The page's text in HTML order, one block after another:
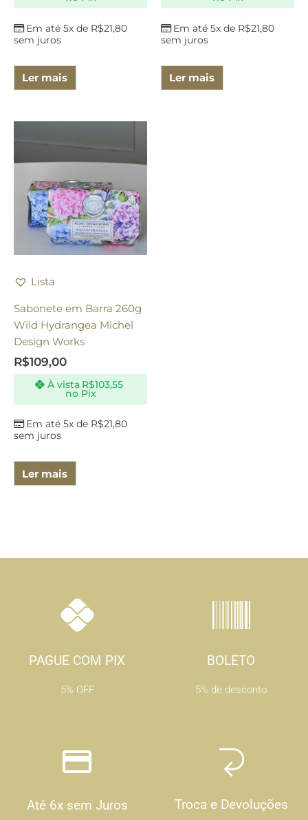
Em até 5x de R$21,80
sem juros
Ler mais
Em até 5x de R$21,80
sem juros
Ler mais
Lista
Sabonete em Barra 260g
Wild Hydrangea Michel
Design Works
R$109,00
Em até 5x de R$21,80
sem juros
À vista R$103,55
no Pix
Ler mais
PAGUE COM PIX
5% OFF
BOLETO
5% de desconto
Até 6x sem Juros Troca e Devoluções